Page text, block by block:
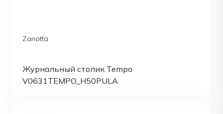
Zanotta
Журнальный столик Tempo
V0631TEMPO_H50PULA